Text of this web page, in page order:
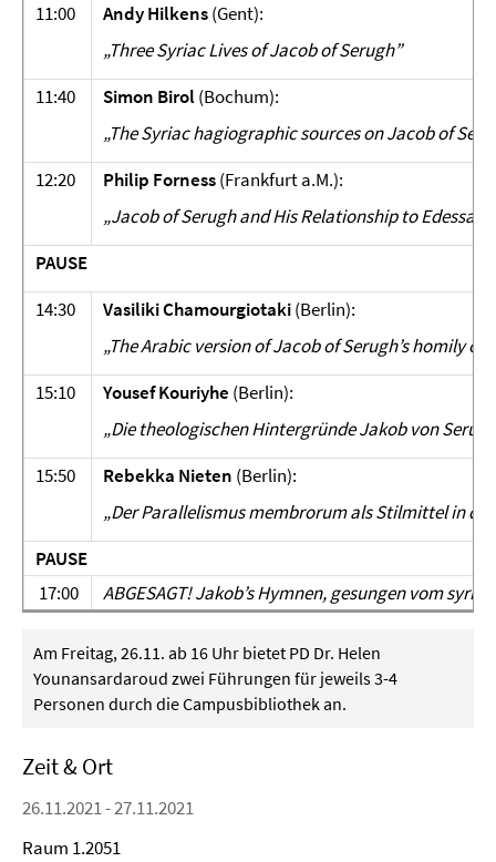
11:00 Andy Hilkens(Gent):
„Three Syriac Lives of Jacob of Serugh”
11:40
Simon Birol(Bochum):
„The Syriac hagiographic sources on Jacob of
12:20
Philip Forness(Frankfurt a.M.):
„Jacob of Serugh and His Relationship to Edessa“
PAUSE
14:30
Vasiliki Chamourgiotaki(Berlin):
„The Arabic version of Jacob of Serugh’s homily
15:10
Yousef Kouriyhe (Berlin):
„Die theologischen Hintergründe Jakob von
15:50
Rebekka Nieten (Berlin):
„Der Parallelismus membrorum als Stilmittel in
PAUSE
17:00
ABGESAGT!Jakob’s Hymnen, gesungen vom
Am Freitag, 26.11. ab 16 Uhr bietet PD Dr. Helen
Younansardaroud zwei Führungen für jeweils 3-4
Personen durch die Campusbibliothek an.
Zeit & Ort
26.11.2021 - 27.11.2021
Raum 1.2051